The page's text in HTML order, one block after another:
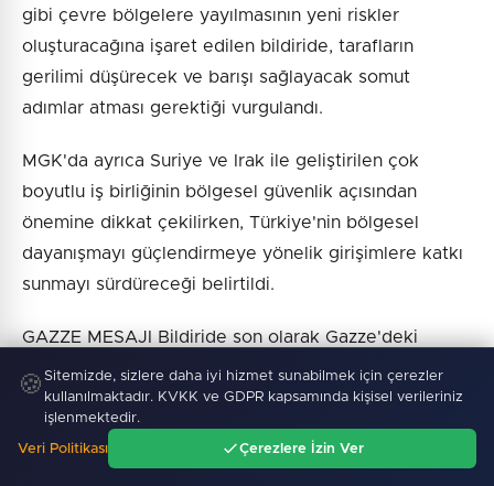
gibi çevre bölgelere yayılmasının yeni riskler
oluşturacağına işaret edilen bildiride, tarafların
gerilimi düşürecek ve barışı sağlayacak somut
adımlar atması gerektiği vurgulandı.
MGK'da ayrıca Suriye ve Irak ile geliştirilen çok
boyutlu iş birliğinin bölgesel güvenlik açısından
önemine dikkat çekilirken, Türkiye'nin bölgesel
dayanışmayı güçlendirmeye yönelik girişimlere katkı
sunmayı sürdüreceği belirtildi.
GAZZE MESAJI Bildiride son olarak Gazze'deki
gelişmelere de yer verildi.
Gazze Barış Planı kapsamında ilerleme sağlanmasına
rağmen ateşkes ihlallerinin sürdüğü belirtilerek, İsrail
🍪 Sitemizde, sizlere daha iyi hizmet sunabilmek için çerezler
kullanılmaktadır. KVKK ve GDPR kapsamında kişisel verileriniz
işlenmektedir.
Veri Politikası Çerezlere İzin Ver
Gündem Ara Menü